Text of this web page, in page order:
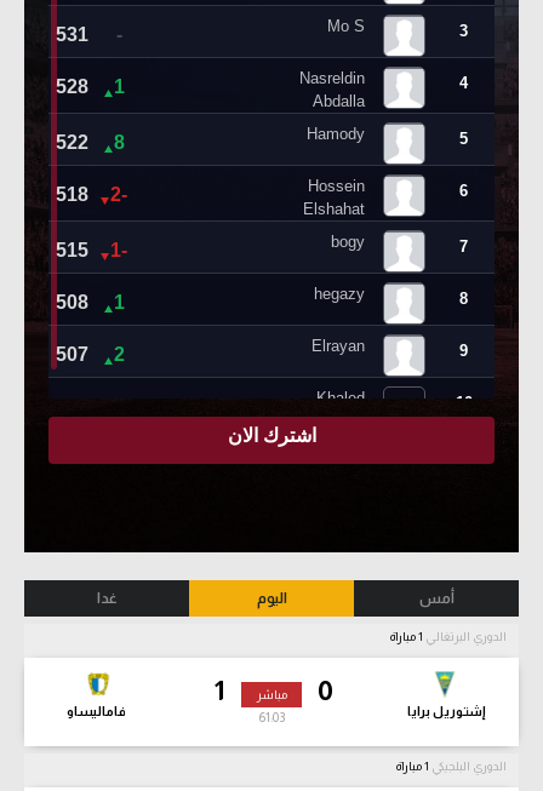
أمس اليوم غدا
الدوري البرتغالي
0
إشتوريل برايا
1
فاماليساو
مباشر
61:04
الدوري البلجيكي